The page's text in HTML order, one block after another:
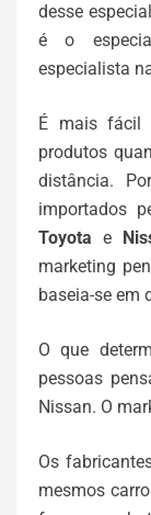
desse
é o
especialista
É mais fácil
produtos
distância.
importados
Toyota e
marketing
baseia-se em
O que
pessoas
Nissan. O
Os
mesmos